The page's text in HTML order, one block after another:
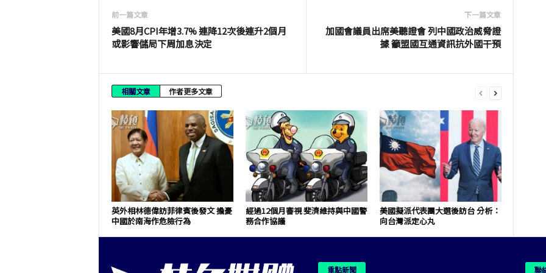
前一篇文章
美國8月CPI年增3.7% 連降12次後連升2個月
或影響儲局下周加息決定
下一篇文章
加國會議員出席美聽證會 列中國政治威脅證
據 籲盟國互通資訊抗外國干預
相關文章 作者更多文章
英外相林德偉訪菲律賓後發文 擔憂
中國於南海作危險行為
經過12個月審視 斐濟維持與中國警
務合作協議
美國擬派代表團大選後訪台 分析：
向台灣派定心丸
重點新聞 聯